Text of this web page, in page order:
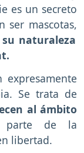
es un secreto
ser mascotas,
naturaleza
expresamente
Se trata de
al ámbito
parte de la
libertad.